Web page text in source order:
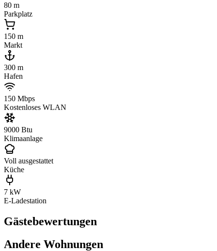
80 m
Parkplatz
150 m
Markt
300 m
Hafen
150 Mbps
Kostenloses WLAN
9000 Btu
Klimaanlage
Voll ausgestattet
Küche
7 kW
E-Ladestation
Gästebewertungen
Andere Wohnungen